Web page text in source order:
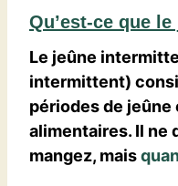
Qu’est-ce que
Le jeûne
intermittent)
périodes de
alimentaires. Il ne
mangez, mais